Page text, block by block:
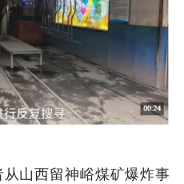
山西留神峪煤矿爆炸事